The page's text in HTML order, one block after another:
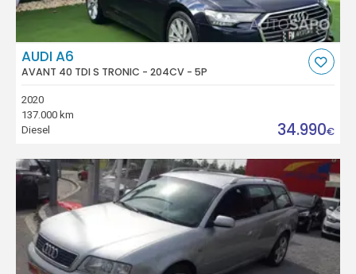
AUDI A6
AVANT 40 TDI S TRONIC - 204CV - 5P
2020
137.000 km
Diesel
34.990€